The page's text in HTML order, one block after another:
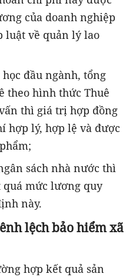
của doanh nghiệp
luật về quản lý lao
đầu ngành, tổng
theo hình thức Thuê
thì giá trị hợp đồng
hợp lý, hợp lệ và được
sách nhà nước thì
mức lương quy
này.
lệch bảo hiểm xã
hợp kết quả sản